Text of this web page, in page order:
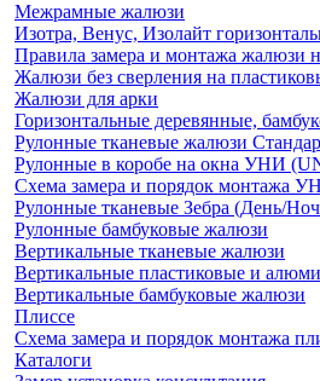
Межрамные жалюзи
Изотра, Венус, Изолайт
Правила замера и монтажа жалюзи
Жалюзи без сверления на
Жалюзи для арки
Горизонтальные деревянные,
Рулонные тканевые жалюзи
Рулонные в коробе на окна УНИ
Схема замера и порядок монтажа
Рулонные тканевые Зебра (День/
Рулонные бамбуковые жалюзи
Вертикальные тканевые жалюзи
Вертикальные пластиковые и
Вертикальные бамбуковые жалюзи
Плиссе
Схема замера и порядок монтажа
Каталоги